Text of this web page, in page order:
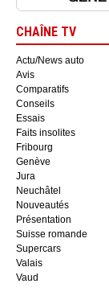
CHAÎNE TV
Actu/News auto
Avis
Comparatifs
Conseils
Essais
Faits insolites
Fribourg
Genève
Jura
Neuchâtel
Nouveautés
Présentation
Suisse romande
Supercars
Valais
Vaud